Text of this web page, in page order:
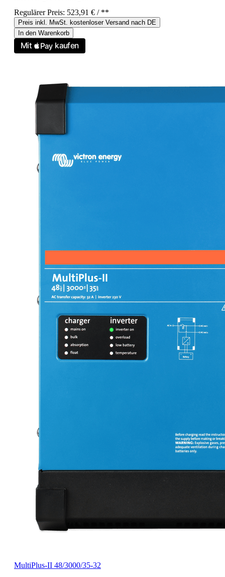
Regulärer Preis: 523,91 € / **
Preis inkl. MwSt. kostenloser Versand nach DE
In den Warenkorb
MultiPlus-II 48/3000/35-32